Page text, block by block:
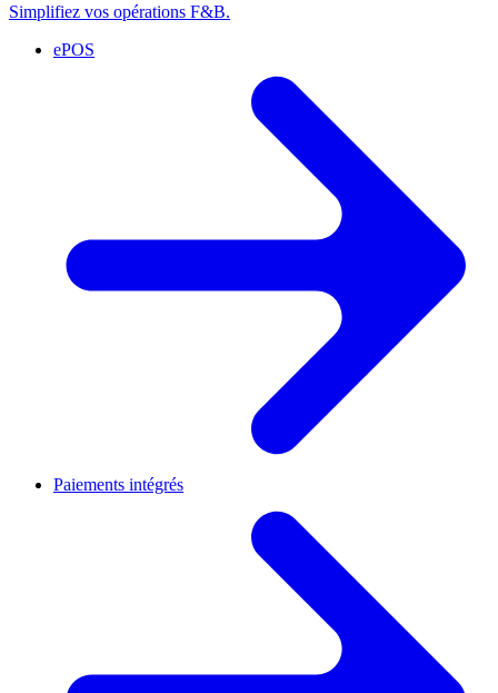
Simplifiez vos opérations F&B.
ePOS
Paiements intégrés